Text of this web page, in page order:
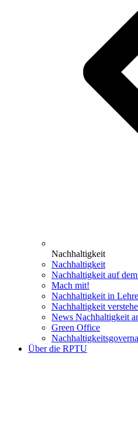
Nachhaltigkeit
Nachhaltigkeit
Nachhaltigkeit auf
Mach mit!
Nachhaltigkeit in
Nachhaltigkeit
News Nachhaltigkeit
Green Office
Über die RPTU